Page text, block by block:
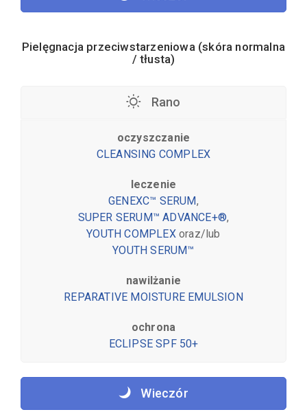
Pielęgnacja przeciwstarzeniowa (skóra normalna
/ tłusta)
Rano
oczyszczanie
CLEANSING COMPLEX
leczenie
GENEXC™ SERUM,
SUPER SERUM™ ADVANCE+®,
YOUTH COMPLEXoraz/lub
YOUTH SERUM™
nawilżanie
REPARATIVE MOISTURE EMULSION
ochrona
ECLIPSE SPF 50+
Wieczór